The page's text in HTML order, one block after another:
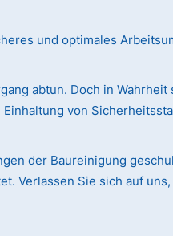
und optimales
abtun. Doch in
von
der Baureinigung
Verlassen Sie sich auf